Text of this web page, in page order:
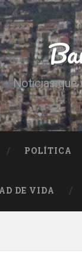
Noticias que
POLÍTICA
DE VIDA